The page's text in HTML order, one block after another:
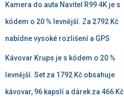
Kamera do auta Navitel R99 4K je s
kódem o 20 % levnější. Za 2792 Kč
nabídne vysoké rozlišení a GPS
Kávovar Krups je s kódem o 20 %
levnější. Set za 1792 Kč obsahuje
kávovar, 96 kapslí a dárek za 466 Kč